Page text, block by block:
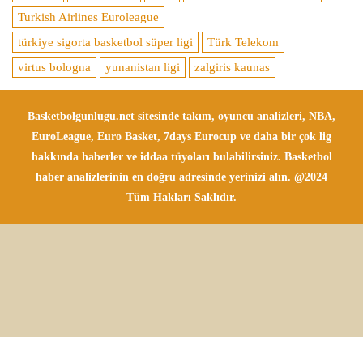
Turkish Airlines Euroleague
türkiye sigorta basketbol süper ligi
Türk Telekom
virtus bologna
yunanistan ligi zalgiris kaunas
Basketbolgunlugu.net sitesinde takım, oyuncu analizleri, NBA,
EuroLeague, Euro Basket, 7days Eurocup ve daha bir çok lig
hakkında haberler ve iddaa tüyoları bulabilirsiniz. Basketbol
haber analizlerinin en doğru adresinde yerinizi alın. @2024
Tüm Hakları Saklıdır.